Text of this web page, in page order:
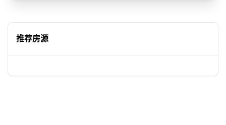
推荐房源